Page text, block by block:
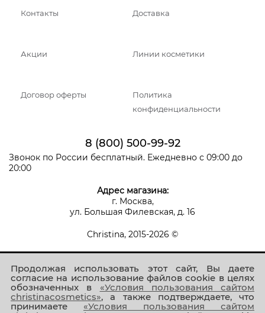
Продолжая использовать этот сайт, Вы даете
согласие на использование файлов cookie в целях
обозначенных в «Условия пользования сайтом
christinacosmetics», а также подтверждаете, что
принимаете «Условия пользования сайтом
Контакты Доставка
Акции Линии косметики
Договор оферты
Политика
конфиденциальности
8 (800) 500-99-92
Звонок по России бесплатный. Ежедневно с 09:00 до
20:00
Адрес магазина:
г. Москва,
ул. Большая Филевская, д. 16
Christina, 2015-2026 ©
Присоединяйтесь к нам!